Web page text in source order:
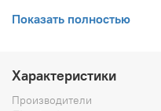
Multy memmory,
Водонагреватели серий
Показать полностью
Характеристики
Производители